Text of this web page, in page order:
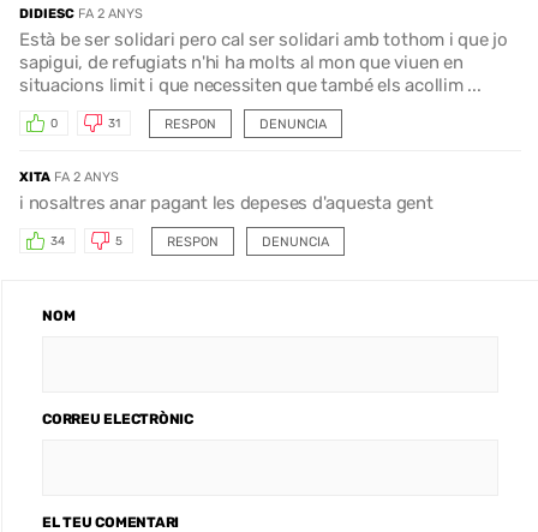
DIDIESC FA 2 ANYS
Està be ser solidari pero cal ser solidari amb tothom i que jo
sapigui, de refugiats n'hi ha molts al mon que viuen en
situacions limit i que necessiten que també els acollim ...
RESPON
0 31 DENUNCIA
XITA FA 2 ANYS
i nosaltres anar pagant les depeses d'aquesta gent
RESPON
34 5 DENUNCIA
NOM
CORREU ELECTRÒNIC
EL TEU COMENTARI